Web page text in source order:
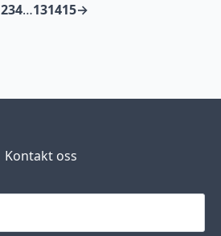
234…131415→
Kontakt oss